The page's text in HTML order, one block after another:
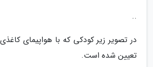
..
در تصویر زیر کودکی که با هواپیمای
تعیین شده است.